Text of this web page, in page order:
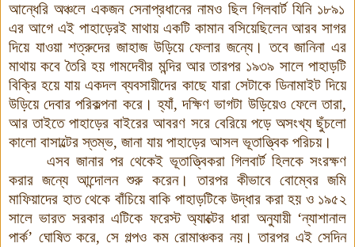
আন্ধেরি অঞ্চলে একজন সেনাপ্রধানের নামও ছিল গিলবার্ট যিনি ১৮৯১
এর আগে এই পাহাড়েরই মাথায় একটি কামান বসিয়েছিলেন আরব সাগর
দিয়ে যাওয়া শত্রুদের জাহাজ উড়িয়ে ফেলার জন্যে। তবে জানিনা এর
মাথায় কবে তৈরি হয় গামদেবীর মন্দির আর তারপর ১৯৩৯ সালে পাহাড়টি
বিক্রি হয়ে যায় একদল ব্যবসায়ীদের কাছে যারা সেটাকে ডিনামাইট দিয়ে
উড়িয়ে দেবার পরিকল্পনা করে। হ্যাঁ, দক্ষিণ ভাগটা উড়িয়েও ফেলে তারা,
আর তাইতে পাহাড়ের বাইরের আবরণ সরে বেরিয়ে পড়ে অসংখ্য ছুঁচলো
কালো বাসাল্টের স্তম্ভ, জানা যায় পাহাড়ের আসল ভূতাত্ত্বিক পরিচয়।
এসব জানার পর থেকেই ভূতাত্ত্বিকরা গিলবার্ট হিলকে সংরক্ষণ
করার জন্যে আন্দোলন শুরু করেন। তারপর কীভাবে বোম্বের জমি
মাফিয়াদের হাত থেকে বাঁচিয়ে বাকি পাহাড়টিকে উদ্ধার করা হয় ও ১৯৫২
সালে ভারত সরকার এটিকে ফরেস্ট অ্যাক্টের ধারা অনুযায়ী ‘ন্যাশানাল
পার্ক’ ঘোষিত করে, সে গল্পও কম রোমাঞ্চকর নয়।তারপর এই সেদিন